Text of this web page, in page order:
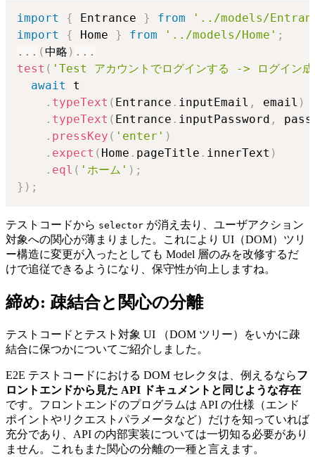
import { Entrance } from
'../models/
import
{ Home } from '../models/Home' ;
... (中略 ) ...
test ( 'Test アカウントでログインする -> ログイン
await
t
. typeText ( Entrance . inputEmail , email )
. typeText ( Entrance . inputPassword ,
. pressKey ( 'enter' )
. expect ( Home . pageTitle . innerText )
. eql ( 'ホーム' ) ;
} ) ;
テストコードから selector が消え去り、ユーザアクション
対象への関心が薄まりました。これにより UI（DOM）ツリ
ー構造に変更が入ったとしても Model 層のみを改修するだ
けで追従できるようになり、保守性が向上しますね。
締め: 疎結合と関心の分離
テストコードとテスト対象 UI （DOM ツリー）をいかに疎
結合に保つかについてご紹介しました。
E2E テストコードにおける DOM セレクタは、例えるならフ
ロントエンドから見た API ドキュメントと同じような存在
です。フロントエンドのプログラムは API の仕様（エンド
ポイントやリクエストパラメータなど）だけを知っていれば
充分であり、API の内部実装については一切知る必要があり
ません。これもまた関心の分離の一種と言えます。